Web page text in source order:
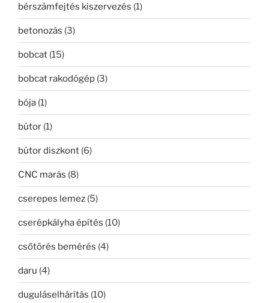
bérszámfejtés kiszervezés (1)
betonozás (3)
bobcat (15)
bobcat rakodógép (3)
bója (1)
bútor (1)
bútor diszkont (6)
CNC marás (8)
cserepes lemez (5)
cserépkályha építés (10)
csőtörés bemérés (4)
daru (4)
duguláselhárítás (10)